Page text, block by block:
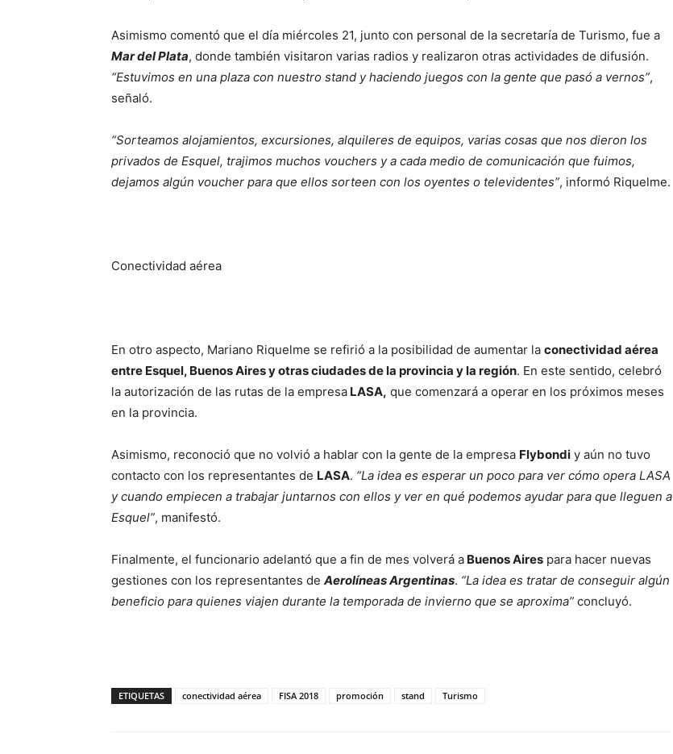
Asimismo comentó que el día miércoles 21, junto con personal de la secretaría de Turismo, fue a
Mar del Plata, donde también visitaron varias radios y realizaron otras actividades de difusión.
“Estuvimos en una plaza con nuestro stand y haciendo juegos con la gente que pasó a vernos”,
señaló.
“Sorteamos alojamientos, excursiones, alquileres de equipos, varias cosas que nos dieron los
privados de Esquel, trajimos muchos vouchers y a cada medio de comunicación que fuimos,
dejamos algún voucher para que ellos sorteen con los oyentes o televidentes”, informó Riquelme.
Conectividad aérea
En otro aspecto, Mariano Riquelme se refirió a la posibilidad de aumentar la conectividad aérea
entre Esquel, Buenos Aires y otras ciudades de la provincia y la región. En este sentido, celebró
la autorización de las rutas de la empresa LASA, que comenzará a operar en los próximos meses
en la provincia.
Asimismo, reconoció que no volvió a hablar con la gente de la empresa Flybondi y aún no tuvo
contacto con los representantes de LASA. “La idea es esperar un poco para ver cómo opera LASA
y cuando empiecen a trabajar juntarnos con ellos y ver en qué podemos ayudar para que lleguen a
Esquel”, manifestó.
Finalmente, el funcionario adelantó que a fin de mes volverá a Buenos Aires para hacer nuevas
gestiones con los representantes de Aerolíneas Argentinas. “La idea es tratar de conseguir algún
beneficio para quienes viajen durante la temporada de invierno que se aproxima” concluyó.
ETIQUETAS conectividad aérea FISA 2018 promoción stand Turismo